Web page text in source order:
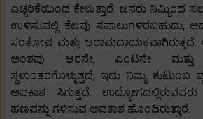
ಎಚ್ಚರಿಕೆಯಿಂದ ಕೇಳುತ್ತಾರೆ. ಜನರು ನಿಮ್ಮಿಂದ
ಉಳಿಸುವಲ್ಲಿ ಕೆಲವು ಸವಾಲುಗಳಿರಬಹುದು,
ಸಂತೋಷ ಮತ್ತು ಆರಾಮದಾಯಕವಾಗಿರುತ್ತದೆ.
ಅಂಶವು ಆರನೇ, ಎಂಟನೇ
ಸ್ಥಳಾಂತರಗೊಳ್ಳುತ್ತದೆ, ಇದು ನಿಮ್ಮ ಕುಟುಂಬ
ಅವಕಾಶ ಸಿಗುತ್ತದೆ.
ಹಣವನ್ನು ಗಳಿಸುವ ಅವಕಾಶ ಹೊಂದಿರುತ್ತಾರೆ.